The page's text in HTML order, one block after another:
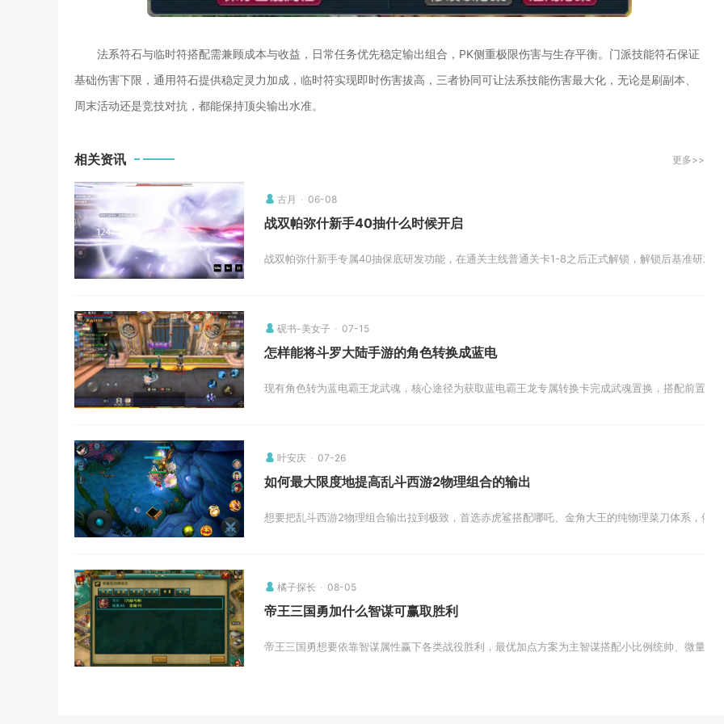
法系符石与临时符搭配需兼顾成本与收益，日常任务优先稳定输出组合，PK侧重极限伤害与生存平衡。门派技能符石保证
基础伤害下限，通用符石提供稳定灵力加成，临时符实现即时伤害拔高，三者协同可让法系技能伤害最大化，无论是刷副本、
周末活动还是竞技对抗，都能保持顶尖输出水准。
相关资讯 更多>>
古月 06-08
战双帕弥什新手40抽什么时候开启
战双帕弥什新手专属40抽保底研发功能，在通关主线普通关卡1-8之后正式解锁，解锁后基准研发
砚书-美女子 07-15
怎样能将斗罗大陆手游的角色转换成蓝电
现有角色转为蓝电霸王龙武魂，核心途径为获取蓝电霸王龙专属转换卡完成武魂置换，搭配前置等
叶安庆 07-26
如何最大限度地提高乱斗西游2物理组合的输出
想要把乱斗西游2物理组合输出拉到极致，首选赤虎鲨搭配哪吒、金角大王的纯物理菜刀体系，依
橘子探长 08-05
帝王三国勇加什么智谋可赢取胜利
帝王三国勇想要依靠智谋属性赢下各类战役胜利，最优加点方案为主智谋搭配小比例统帅、微量武